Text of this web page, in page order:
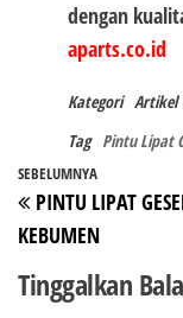
dengan
aparts.co.id
Kategori Artikel
Tag Pintu Lipat
Navigasi
pos
Pos
Sebelumnya
SEBELUMNYA
PINTU LIPAT
KEBUMEN
Tinggalkan